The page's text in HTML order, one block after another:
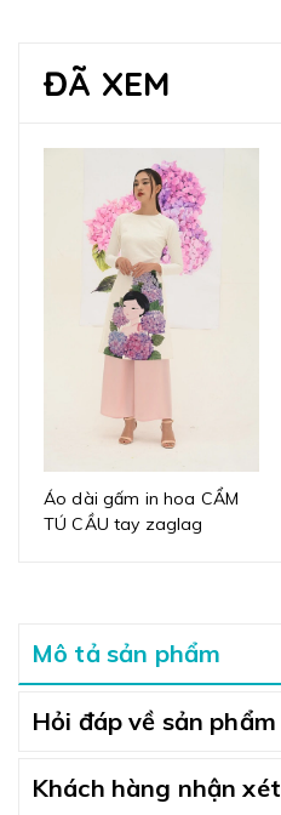
ĐÃ XEM
Áo dài gấm in hoa CẨM
TÚ CẦU tay zaglag
Mô tả sản phẩm
Hỏi đáp về sản phẩm
Khách hàng nhận xét